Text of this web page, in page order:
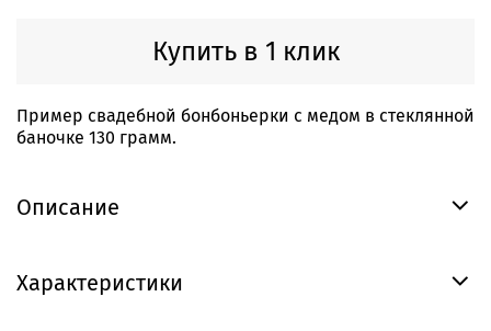
Купить в 1 клик
Пример свадебной бонбоньерки с медом в стеклянной
баночке 130 грамм.
Описание
Характеристики